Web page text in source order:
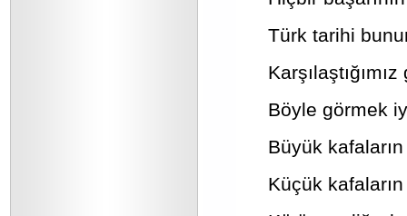
Türk tarihi
Böyle görmek
Büyük
Küçük